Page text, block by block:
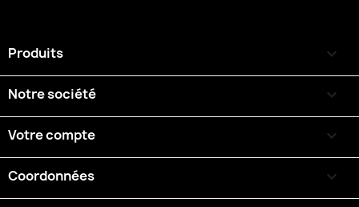
Produits 
Notre société 
Votre compte 
Coordonnées keyboard_arrow_down